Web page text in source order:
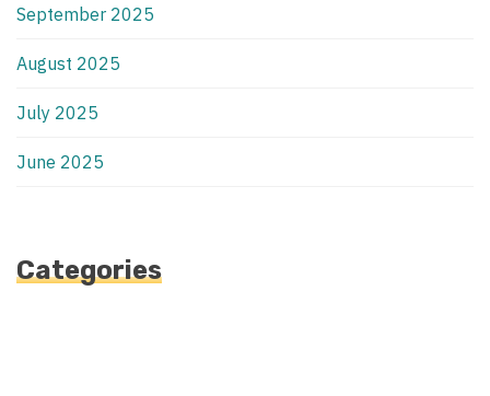
September 2025
August 2025
July 2025
June 2025
Categories